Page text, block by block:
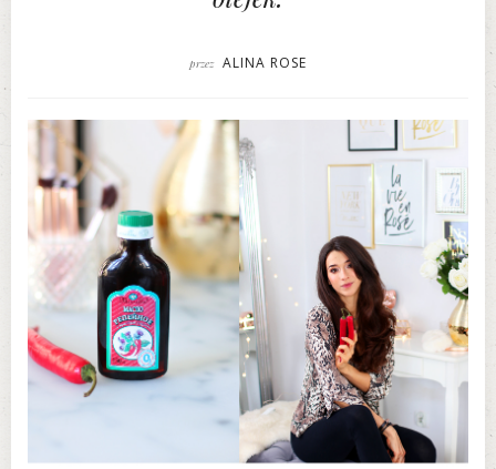
przez ALINA ROSE